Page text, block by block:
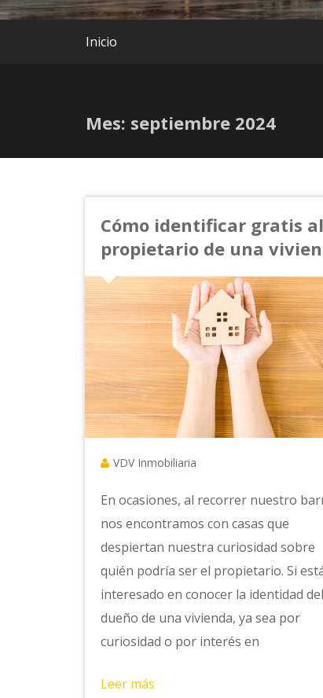
Inicio
Mes: septiembre 2024
Cómo identificar gratis al
propietario de una
VDV Inmobiliaria
En ocasiones, al recorrer nuestro
nos encontramos con casas que
despiertan nuestra curiosidad sobre
quién podría ser el propietario. Si
interesado en conocer la identidad del
dueño de una vivienda, ya sea por
curiosidad o por interés en
Leer más